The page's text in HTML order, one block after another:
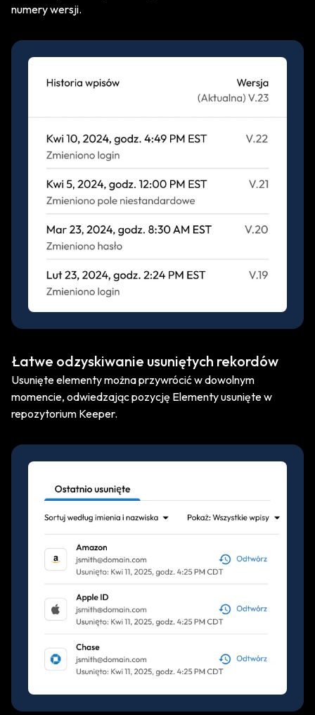
numery wersji.
Łatwe odzyskiwanie usuniętych rekordów
Usunięte elementy można przywrócić w dowolnym
momencie, odwiedzając pozycję Elementy usunięte w
repozytorium Keeper.